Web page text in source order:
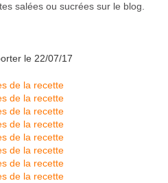
salées ou sucrées sur le blog.
le 22/07/17